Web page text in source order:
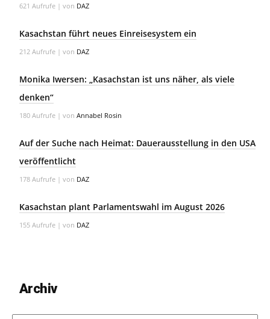
621 Aufrufe | von DAZ
Kasachstan führt neues Einreisesystem ein
212 Aufrufe | von DAZ
Monika Iwersen: „Kasachstan ist uns näher, als viele
denken“
180 Aufrufe | von Annabel Rosin
Auf der Suche nach Heimat: Dauerausstellung in den USA
veröffentlicht
178 Aufrufe | von DAZ
Kasachstan plant Parlamentswahl im August 2026
155 Aufrufe | von DAZ
Archiv
Archiv